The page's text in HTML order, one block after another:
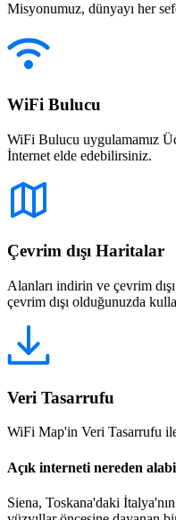
Misyonumuz, dünyayı her
WiFi Bulucu
WiFi Bulucu uygulamamız
İnternet elde edebilirsiniz.
Çevrim dışı Haritalar
Alanları indirin ve çevrim
çevrim dışı olduğunuzda
Veri Tasarrufu
WiFi Map'in Veri Tasarrufu ile
Açık interneti nereden
Siena, Toskana'daki